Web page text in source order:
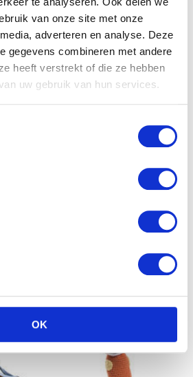
van onze site met onze
adverteren en analyse. Deze
gegevens combineren met andere
heeft verstrekt of die ze hebben
uw gebruik van hun services.
OK